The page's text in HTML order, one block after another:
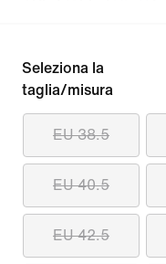
Seleziona la
taglia/misura
EU 38.5
EU 40.5
EU 42.5